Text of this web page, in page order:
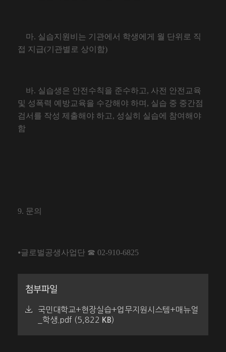
마. 실습지원비는 기관에서 학생에게 월 단위로 직
접 지급(기관별로 상이함)
바. 실습생은 안전수칙을 준수하고, 사전 안전교육
및 성폭력 예방교육을 수강해야 하며 , 실습 중 중간점
검서를 작성 제출해야 하고, 성실히 실습에 참여해야
함
9. 문의
⦁글로벌공생사업단 ☎ 02-910-6825
첨부파일
국민대학교+현장실습+업무지원시스템+매뉴얼
_학생.pdf (5,822 KB)